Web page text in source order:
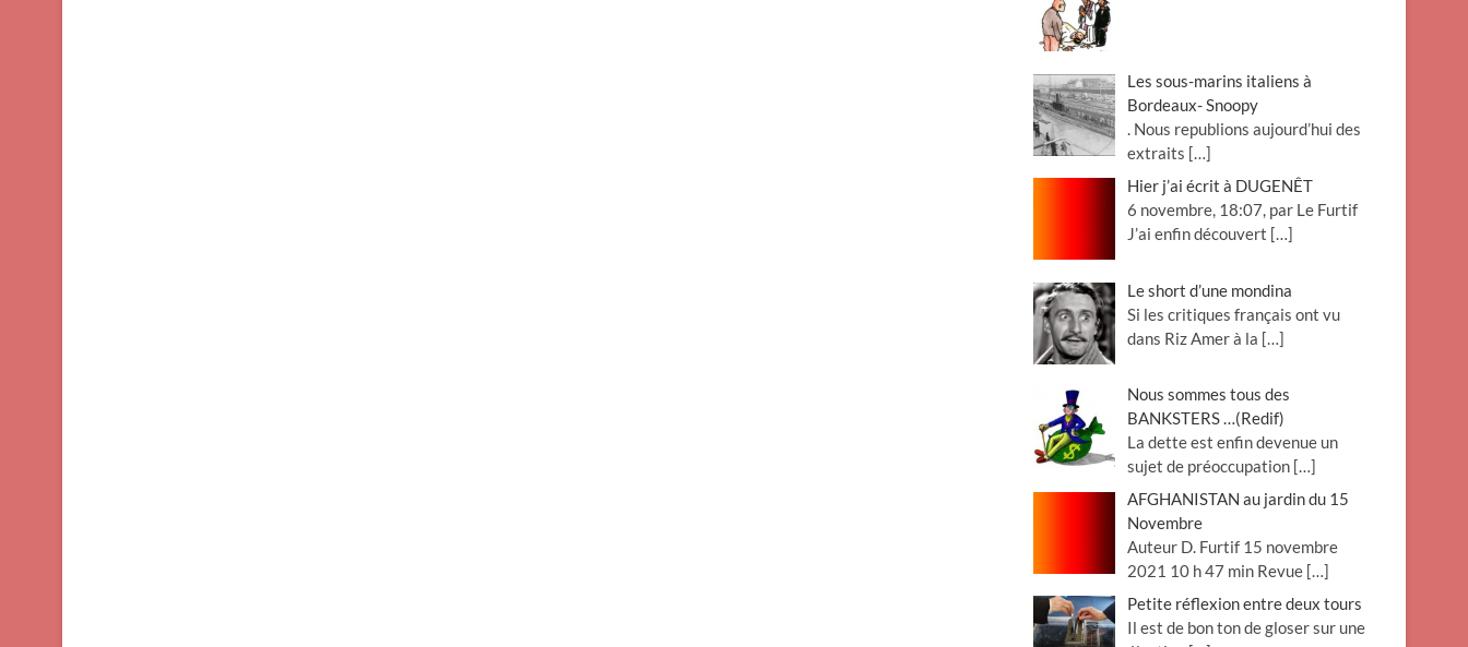
Les sous-marins italiens à
Bordeaux- Snoopy
. Nous republions aujourd’hui des
extraits […]
Hier j’ai écrit à DUGENÊT
6 novembre, 18:07, par Le Furtif
J’ai enfin découvert […]
Le short d’une mondina
Si les critiques français ont vu
dans Riz Amer à la […]
Nous sommes tous des
BANKSTERS …(Redif)
La dette est enfin devenue un
sujet de préoccupation […]
AFGHANISTAN au jardin du 15
Novembre
Auteur D. Furtif 15 novembre
2021 10 h 47 min Revue […]
Petite réflexion entre deux tours
Il est de bon ton de gloser sur une